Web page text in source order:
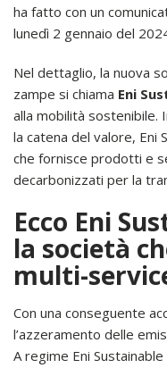
ha fatto con un
lunedì 2 gennaio del
Nel dettaglio, la nuova
zampe si chiama Eni
alla mobilità
la catena del valore, Eni
che fornisce prodotti e
decarbonizzati per la
Ecco Eni
la società
multi-
Con una conseguente
l’azzeramento delle
A regime Eni